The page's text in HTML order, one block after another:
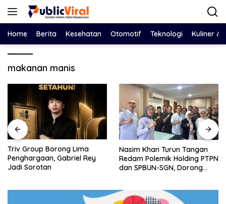
Langsung
Home Berita Kesehatan Otomotif Teknologi Kuliner &
makanan manis
Nasim Khan Turun Tangan
Redam Polemik Holding PTPN
dan SPBUN-SGN, Dorong
Bawa Salinan LHP BPK ke
DPRD, Eko Febriyanto Ajak
Dewan Adu Data dan